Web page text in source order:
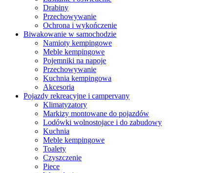
Drabiny
Przechowywanie
Ochrona i wykończenie
Biwakowanie w samochodzie
Namioty kempingowe
Meble kempingowe
Pojemniki na napoje
Przechowywanie
Kuchnia kempingowa
Akcesoria
Pojazdy rekreacyjne i campervany
Klimatyzatory
Markizy montowane do pojazdów
Lodówki wolnostojace i do zabudowy
Kuchnia
Meble kempingowe
Toalety
Czyszczenie
Piece